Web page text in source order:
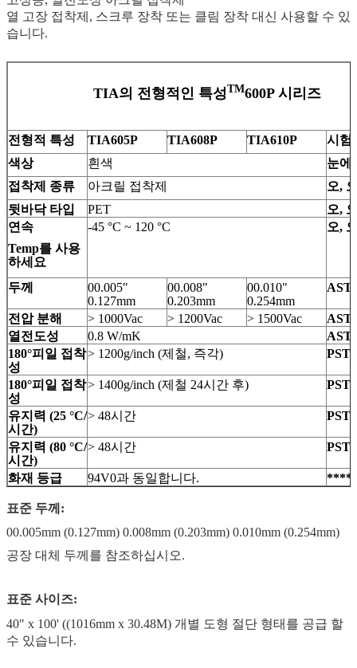
열 고장 접착제, 스크루 장착 또는 클림 장착 대신 사용할 수 있
습니다.
TIA의 전형적인 특성TM600P 시리즈
전형적 특성 TIA605P TIA608P TIA610P
시험
색상
흰색
눈에
접착제 종류
아크릴 접착제
오,
뒷바닥 타입
PET
오,
연속
Temp를 사용
하세요
-45 °C ~ 120 °C 오,
두께
00.005"
0.127mm
00.008"
0.203mm
00.010"
0.254mm
전압 분해 > 1000Vac > 1200Vac > 1500Vac
열전도성
0.8 W/mK
180°피일 접착
성
> 1200g/inch (제철, 즉각)
180°피일 접착
성
> 1400g/inch (제철 24시간 후)
유지력 (25 °C/
시간)
> 48시간
유지력 (80 °C/
시간)
> 48시간
화재 등급 94V0과 동일합니다.
표준 두께:
00.005mm (0.127mm) 0.008mm (0.203mm) 0.010mm (0.254mm)
공장 대체 두께를 참조하십시오.
표준 사이즈:
40" x 100' ((1016mm x 30.48M) 개별 도형 절단 형태를 공급 할
수 있습니다.